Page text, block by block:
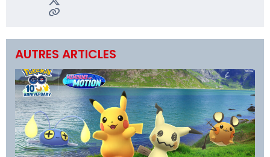
AUTRES ARTICLES